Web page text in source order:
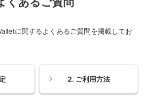
に関するよくあるご質問を掲載してお
2. ご利用方法